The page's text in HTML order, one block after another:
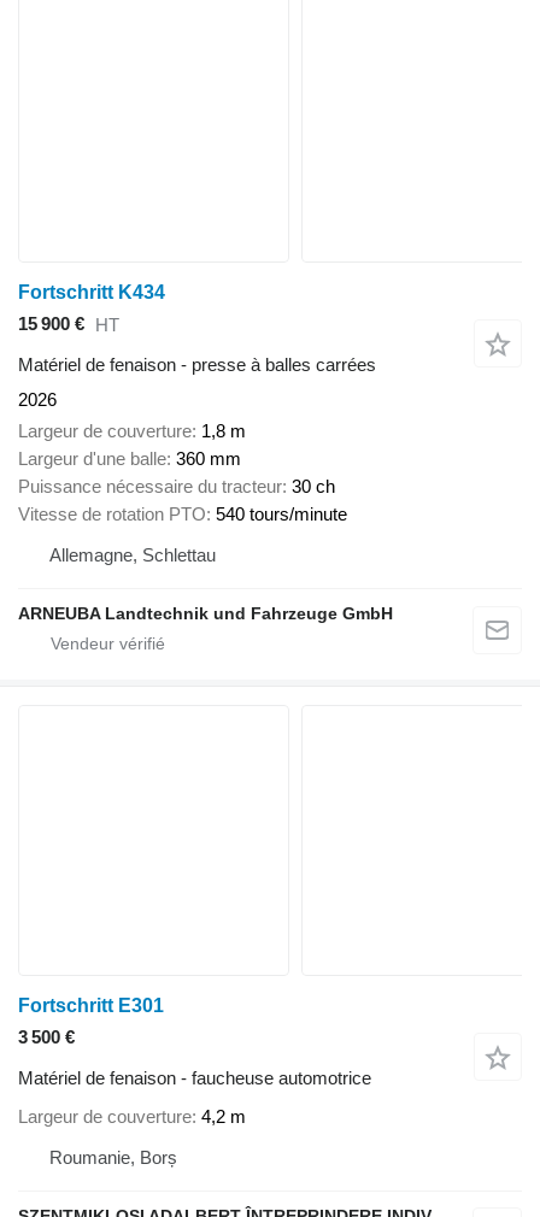
Fortschritt K434
15 900 € HT
Matériel de fenaison - presse à balles carrées
2026
Largeur de couverture 1,8 m
Largeur d'une balle 360 mm
Puissance nécessaire du tracteur 30 ch
Vitesse de rotation PTO 540 tours/minute
Allemagne, Schlettau
ARNEUBA Landtechnik und Fahrzeuge GmbH
Fortschritt E301
3 500 €
Matériel de fenaison - faucheuse automotrice
Largeur de couverture 4,2 m
Roumanie, Borș